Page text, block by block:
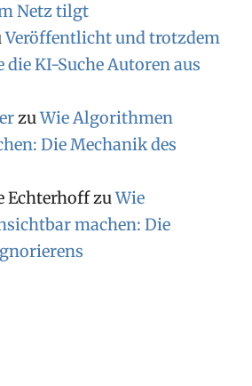
Netz tilgt
Veröffentlicht und trotzdem
KI-Suche Autoren aus
zuWie Algorithmen
Die Mechanik des
EchterhoffzuWie
machen: Die